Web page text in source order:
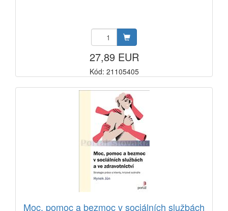
27,89 EUR
Kód: 21105405
Moc, pomoc a bezmoc v sociálních službách